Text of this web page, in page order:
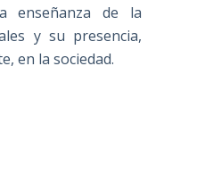
enseñanza de la
y su presencia,
en la sociedad.